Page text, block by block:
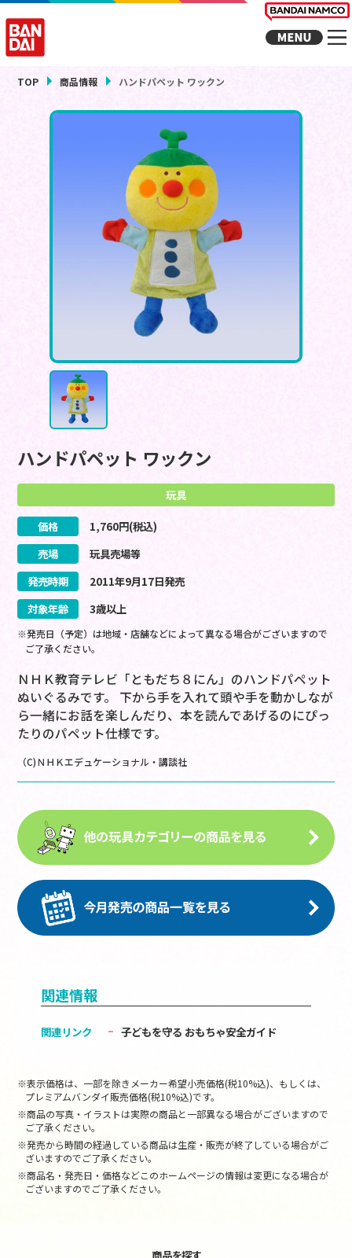
TOP 商品情報 ハンドパペット ワックン
ハンドパペット ワックン
玩具
価格 1,760円(税込)
売場
玩具売場等
発売時期
2011年9月17日発売
対象年齢
3歳以上
※発売日（予定）は地域・店舗などによって異なる場合がございますので
ご了承ください。
ＮＨＫ教育テレビ「ともだち８にん」のハンドパペット
ぬいぐるみです。 下から手を入れて頭や手を動かしなが
ら一緒にお話を楽しんだり、本を読んであげるのにぴっ
たりのパペット仕様です。
（C)ＮＨＫエデュケーショナル・講談社
関連情報
関連リンク 子どもを守る おもちゃ安全ガイド
※表示価格は、一部を除きメーカー希望小売価格(税10%込)、もしくは、
プレミアムバンダイ販売価格(税10%込)です。
※商品の写真・イラストは実際の商品と一部異なる場合がございますので
ご了承ください。
※発売から時間の経過している商品は生産・販売が終了している場合がご
ざいますのでご了承ください。
※商品名・発売日・価格などこのホームページの情報は変更になる場合が
ございますのでご了承ください。
商品を探す